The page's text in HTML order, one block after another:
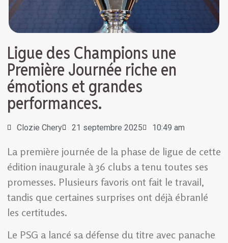
Ligue des Champions une
Première Journée riche en
émotions et grandes
performances.
Clozie Chery 21 septembre 2025 10:49 am
La première journée de la phase de ligue de cette
édition inaugurale à 36 clubs a tenu toutes ses
promesses. Plusieurs favoris ont fait le travail,
tandis que certaines surprises ont déjà ébranlé
les certitudes.
Le PSG a lancé sa défense du titre avec panache